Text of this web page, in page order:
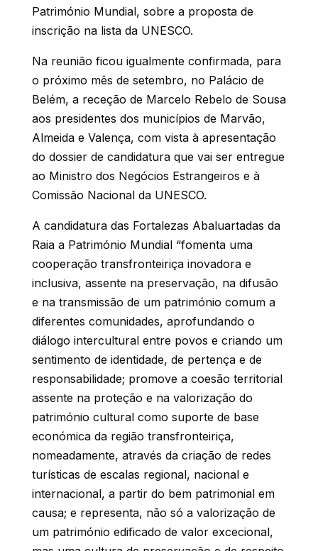
Património Mundial, sobre a proposta de
inscrição na lista da UNESCO.
Na reunião ficou igualmente confirmada, para
o próximo mês de setembro, no Palácio de
Belém, a receção de Marcelo Rebelo de Sousa
aos presidentes dos municípios de Marvão,
Almeida e Valença, com vista à apresentação
do dossier de candidatura que vai ser entregue
ao Ministro dos Negócios Estrangeiros e à
Comissão Nacional da UNESCO.
A candidatura das Fortalezas Abaluartadas da
Raia a Património Mundial “fomenta uma
cooperação transfronteiriça inovadora e
inclusiva, assente na preservação, na difusão
e na transmissão de um património comum a
diferentes comunidades, aprofundando o
diálogo intercultural entre povos e criando um
sentimento de identidade, de pertença e de
responsabilidade; promove a coesão territorial
assente na proteção e na valorização do
património cultural como suporte de base
económica da região transfronteiriça,
nomeadamente, através da criação de redes
turísticas de escalas regional, nacional e
internacional, a partir do bem patrimonial em
causa; e representa, não só a valorização de
um património edificado de valor excecional,